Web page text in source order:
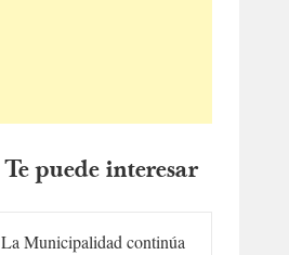
Te puede interesar
La Municipalidad continúa